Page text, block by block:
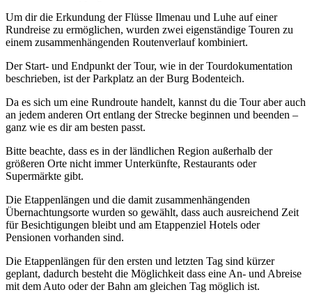
Um dir die Erkundung der Flüsse Ilmenau und Luhe auf einer
Rundreise zu ermöglichen, wurden zwei eigenständige Touren zu
einem zusammenhängenden Routenverlauf kombiniert.
Der Start- und Endpunkt der Tour, wie in der Tourdokumentation
beschrieben, ist der Parkplatz an der Burg Bodenteich.
Da es sich um eine Rundroute handelt, kannst du die Tour aber auch
an jedem anderen Ort entlang der Strecke beginnen und beenden –
ganz wie es dir am besten passt.
Bitte beachte, dass es in der ländlichen Region außerhalb der
größeren Orte nicht immer Unterkünfte, Restaurants oder
Supermärkte gibt.
Die Etappenlängen und die damit zusammenhängenden
Übernachtungsorte wurden so gewählt, dass auch ausreichend Zeit
für Besichtigungen bleibt und am Etappenziel Hotels oder
Pensionen vorhanden sind.
Die Etappenlängen für den ersten und letzten Tag sind kürzer
geplant, dadurch besteht die Möglichkeit dass eine An- und Abreise
mit dem Auto oder der Bahn am gleichen Tag möglich ist.